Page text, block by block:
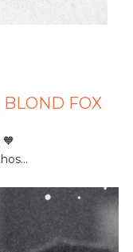
das flores, com
BLOND FOX